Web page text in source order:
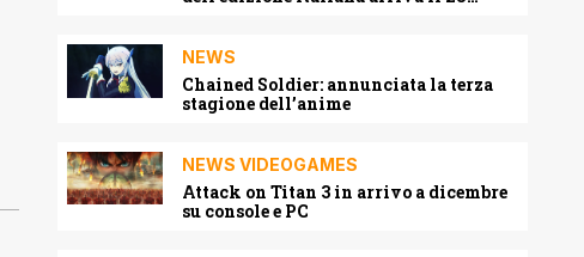
NEWS
Chained Soldier: annunciata la terza
stagione dell’anime
NEWS VIDEOGAMES
Attack on Titan 3 in arrivo a dicembre
su console e PC